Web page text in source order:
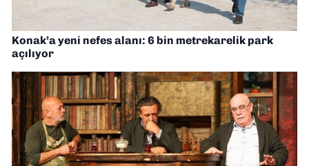
Konak’a yeni nefes alanı: 6 bin metrekarelik park
açılıyor